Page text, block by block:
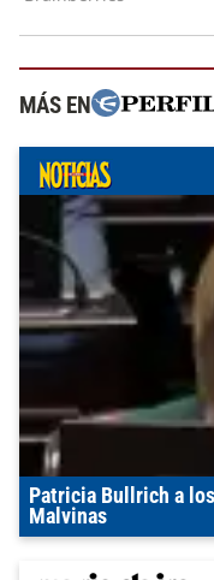
MÁS EN
Patricia Bullrich a
Malvinas